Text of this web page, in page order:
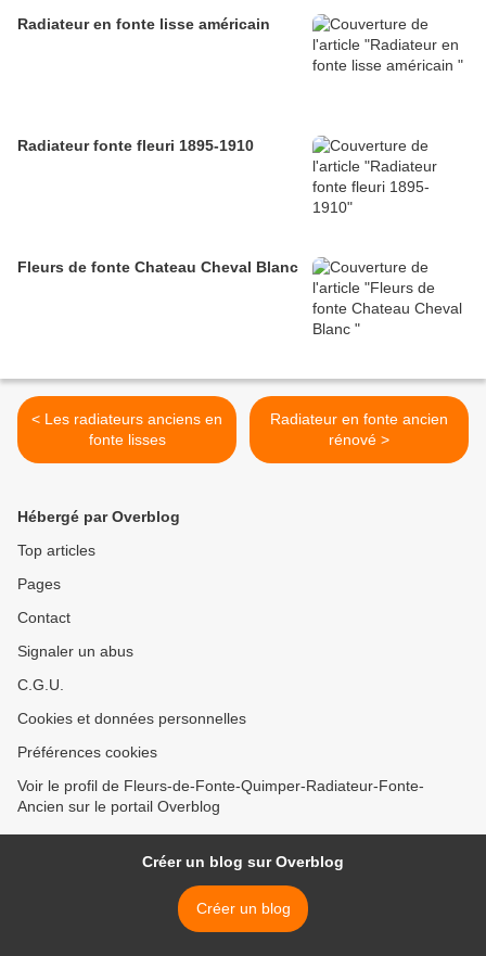
Radiateur en fonte lisse américain
Radiateur fonte fleuri 1895-1910
Fleurs de fonte Chateau Cheval Blanc
< Les radiateurs anciens en
fonte lisses
Radiateur en fonte ancien
rénové >
Hébergé par Overblog
Top articles
Pages
Contact
Signaler un abus
C.G.U.
Cookies et données personnelles
Préférences cookies
Voir le profil de Fleurs-de-Fonte-Quimper-Radiateur-Fonte-
Ancien sur le portail Overblog
Créer un blog sur Overblog
Créer un blog